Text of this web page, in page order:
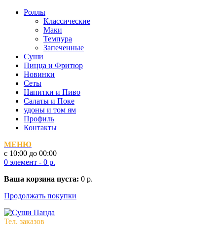
Роллы
Классические
Маки
Темпура
Запеченные
Суши
Пицца и Фритюр
Новинки
Сеты
Напитки и Пиво
Салаты и Поке
удоны и том ям
Профиль
Контакты
МЕНЮ
c 10:00 до 00:00
0 элемент - 0 р.
Ваша корзина пуста: 0 р.
Продолжать покупки
Тел. заказов